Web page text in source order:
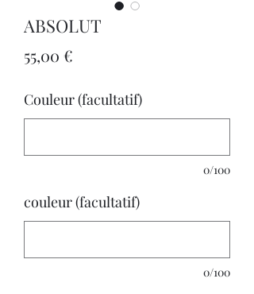
ABSOLUT
55,00 €
Couleur (facultatif)
0/100
couleur (facultatif)
0/100